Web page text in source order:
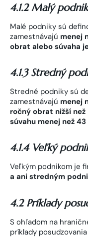
4.1.2 Malý podnik
Malé podniky sú
zamestnávajú menej
obrat alebo súvaha
4.1.3 Stredný
Stredné podniky sú
zamestnávajú menej
ročný obrat nižší
súvahu menej než
4.1.4 Veľký
Veľkým podnikom je
a ani stredným
4.2 Príklady
S ohľadom na
príklady